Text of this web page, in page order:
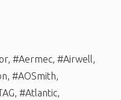
, #Aermec, #Airwell,
, #AOSmith,
, #Atlantic,